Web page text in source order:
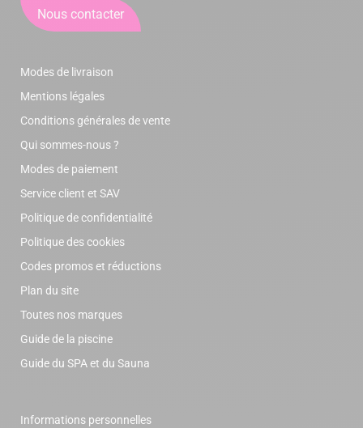
Nous contacter
Modes de livraison
Mentions légales
Conditions générales de vente
Qui sommes-nous ?
Modes de paiement
Service client et SAV
Politique de confidentialité
Politique des cookies
Codes promos et réductions
Plan du site
Toutes nos marques
Guide de la piscine
Guide du SPA et du Sauna
Informations personnelles